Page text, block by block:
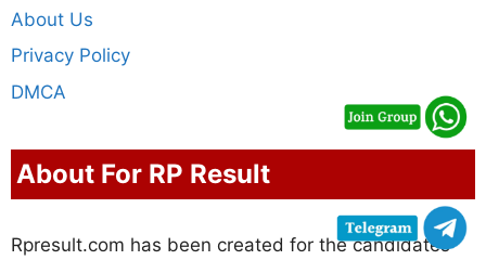
About Us
Privacy Policy
DMCA
About For RP Result
Rpresult.com has been created for the candidates